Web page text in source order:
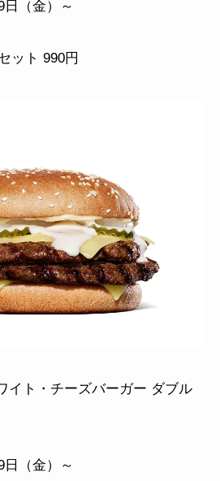
日（金）～
ット 990円
イト・チーズバーガー ダブル
日（金）～